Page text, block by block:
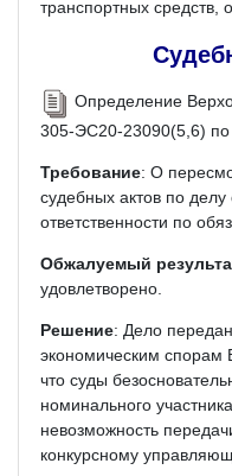
транспортных средств,
Определение
305-ЭС20-23090(5,6)
Требование: О
судебных актов по
ответственности по
Обжалуемый
удовлетворено.
Решение: Дело
экономическим спорам
что суды
номинального
невозможность
конкурсному